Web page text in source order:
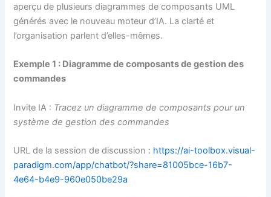
aperçu de plusieurs diagrammes de composants UML
générés avec le nouveau moteur d’IA. La clarté et
l’organisation parlent d’elles-mêmes.
Exemple 1 : Diagramme de composants de gestion des
commandes
Invite IA : Tracez un diagramme de composants pour un
système de gestion des commandes
URL de la session de discussion : https://ai-toolbox.visual-
paradigm.com/app/chatbot/?share=81005bce-16b7-
4e64-b4e9-960e050be29a